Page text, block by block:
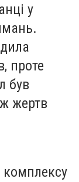
у
проте
був
жертв
комплексу